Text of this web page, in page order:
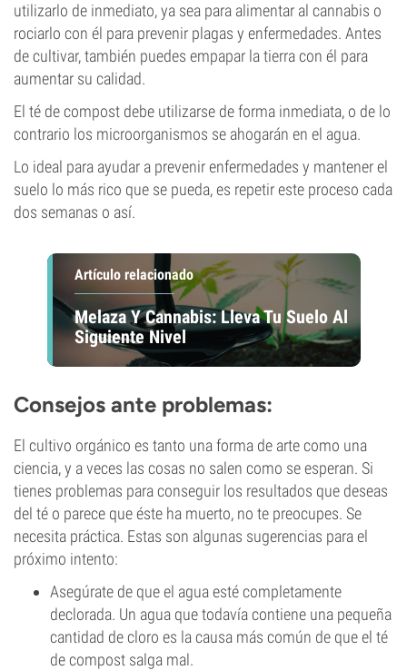
utilizarlo de inmediato, ya sea para alimentar al cannabis o
rociarlo con él para prevenir plagas y enfermedades. Antes
de cultivar, también puedes empapar la tierra con él para
aumentar su calidad.
El té de compost debe utilizarse de forma inmediata, o de lo
contrario los microorganismos se ahogarán en el agua.
Lo ideal para ayudar a prevenir enfermedades y mantener el
suelo lo más rico que se pueda, es repetir este proceso cada
dos semanas o así.
Artículo relacionado
Melaza Y Cannabis: Lleva Tu Suelo Al
Siguiente Nivel
Consejos ante problemas:
El cultivo orgánico es tanto una forma de arte como una
ciencia, y a veces las cosas no salen como se esperan. Si
tienes problemas para conseguir los resultados que deseas
del té o parece que éste ha muerto, no te preocupes. Se
necesita práctica. Estas son algunas sugerencias para el
próximo intento:
Asegúrate de que el agua esté completamente
declorada. Un agua que todavía contiene una pequeña
cantidad de cloro es la causa más común de que el té
de compost salga mal.